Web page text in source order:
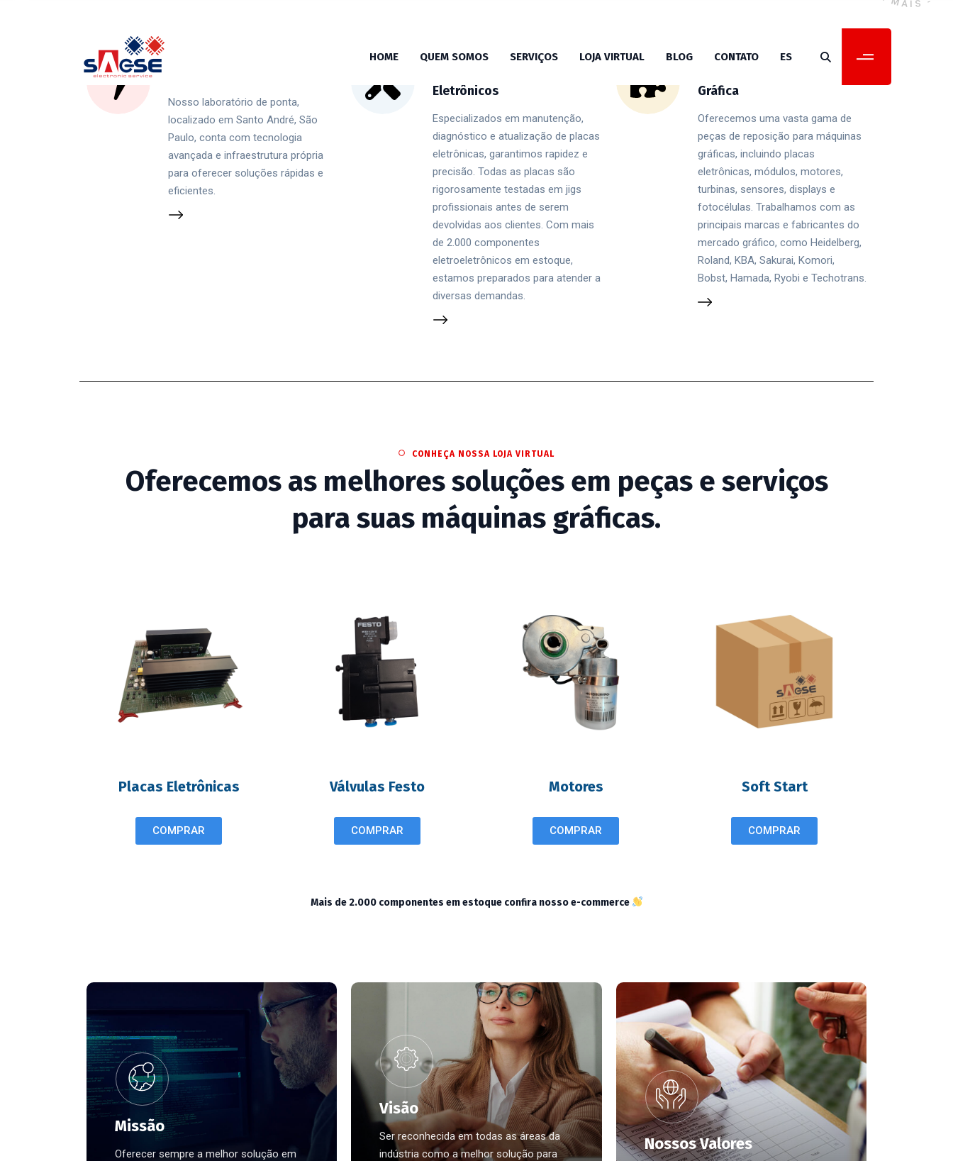
HOME QUEM SOMOS SERVIÇOS LOJA VIRTUAL BLOG CONTATO ES
Nosso laboratório de ponta,
localizado em Santo André, São
Paulo, conta com tecnologia
avançada e infraestrutura própria
para oferecer soluções rápidas e
eficientes.
Reparo e Manutenção de
Eletrônicos
Especializados em manutenção,
diagnóstico e atualização de placas
eletrônicas, garantimos rapidez e
precisão. Todas as placas são
rigorosamente testadas em jigs
profissionais antes de serem
devolvidas aos clientes. Com mais
de 2.000 componentes
eletroeletrônicos em estoque,
estamos preparados para atender a
diversas demandas.
Reposição de Peças para
Gráfica
Oferecemos uma vasta gama de
peças de reposição para máquinas
gráficas, incluindo placas
eletrônicas, módulos, motores,
turbinas, sensores, displays e
fotocélulas. Trabalhamos com as
principais marcas e fabricantes do
mercado gráfico, como Heidelberg,
Roland, KBA, Sakurai, Komori,
Bobst, Hamada, Ryobi e Techotrans.
CONHEÇA NOSSA LOJA VIRTUAL
Oferecemos as melhores soluções em peças e serviços
para suas máquinas gráficas.
Placas Eletrônicas
COMPRAR
Válvulas Festo
COMPRAR
Motores
COMPRAR
Soft Start
COMPRAR
Mais de 2.000 componentes em estoque confira nosso e-commerce
Missão
Oferecer sempre a melhor solução em
Visão
Ser reconhecida em todas as áreas da
indústria como a melhor solução para
Nossos Valores